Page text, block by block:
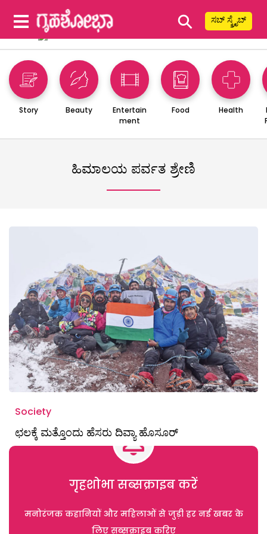
⚲ ಸಬ್ ಸ್ಕ್ರೈಬ್
Story Beauty
Entertain
ment
Food Health
ಹಿಮಾಲಯ ಪರ್ವತ ಶ್ರೇಣಿ
Society
ಛಲಕ್ಕೆ ಮತ್ತೊಂದು ಹೆಸರು ದಿವ್ಯಾ ಹೊಸೂರ್
गृहशोभा सब्सक्राइब करें
मनोरंजक कहानियों और महिलाओं से जुड़ी हर नई खबर के
लिए सब्सक्राइब करिए